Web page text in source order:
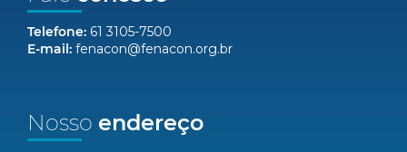
Telefone: 61 3105-7500
E-mail: fenacon@fenacon.org.br
Nosso endereço